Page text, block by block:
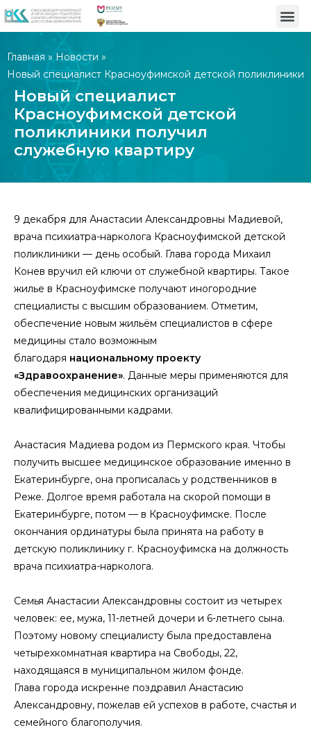
Главная »Новости »
Новый специалист Красноуфимской детской поликлиники
получил служебную квартиру
Новый специалист
Красноуфимской детской
поликлиники получил
служебную квартиру
9 декабря для Анастасии Александровны Мадиевой,
врача психиатра-нарколога Красноуфимской детской
поликлиники — день особый. Глава города Михаил
Конев вручил ей ключи от служебной квартиры. Такое
жилье в Красноуфимске получают иногородние
специалисты с высшим образованием. Отметим,
обеспечение новым жильём специалистов в сфере
медицины стало возможным
благодаря национальному проекту
«Здравоохранение». Данные меры применяются для
обеспечения медицинских организаций
квалифицированными кадрами.
Анастасия Мадиева родом из Пермского края. Чтобы
получить высшее медицинское образование именно в
Екатеринбурге, она прописалась у родственников в
Реже. Долгое время работала на скорой помощи в
Екатеринбурге, потом — в Красноуфимске. После
окончания ординатуры была принята на работу в
детскую поликлинику г. Красноуфимска на должность
врача психиатра-нарколога.
Семья Анастасии Александровны состоит из четырех
человек: ее, мужа, 11-летней дочери и 6-летнего сына.
Поэтому новому специалисту была предоставлена
четырехкомнатная квартира на Свободы, 22,
находящаяся в муниципальном жилом фонде.
Глава города искренне поздравил Анастасию
Александровну, пожелав ей успехов в работе, счастья и
семейного благополучия.